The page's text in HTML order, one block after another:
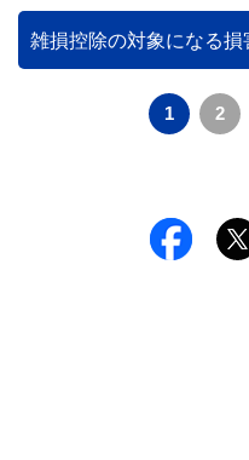
雑損控除の対象になる損
1 2